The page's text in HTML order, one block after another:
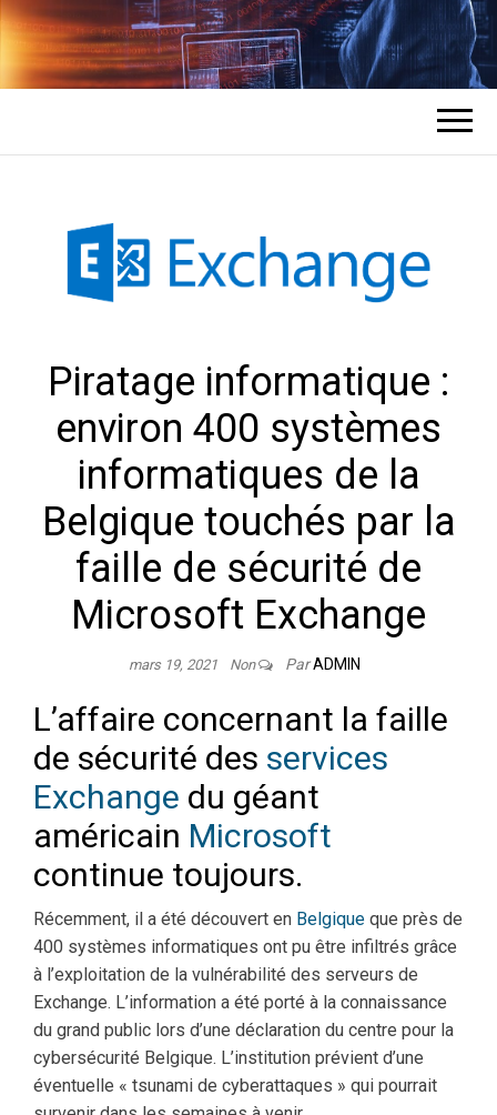
COMMENT UN
HACKER
PIRATE DES
COMPTES ?
L'expert en récupération de mots de
passe des comptes
Piratage informatique :
environ 400 systèmes
informatiques de la
Belgique touchés par la
faille de sécurité de
Microsoft Exchange
mars 19, 2021 Non ParADMIN
L’affaire concernant la faille
de sécurité des services
Exchange du géant
américain Microsoft
continue toujours.
Récemment, il a été découvert en Belgique que près de
400 systèmes informatiques ont pu être infiltrés grâce
à l’exploitation de la vulnérabilité des serveurs de
Exchange. L’information a été porté à la connaissance
du grand public lors d’une déclaration du centre pour la
cybersécurité Belgique. L’institution prévient d’une
éventuelle « tsunami de cyberattaques » qui pourrait